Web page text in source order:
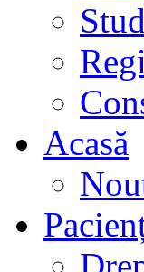
Acasă